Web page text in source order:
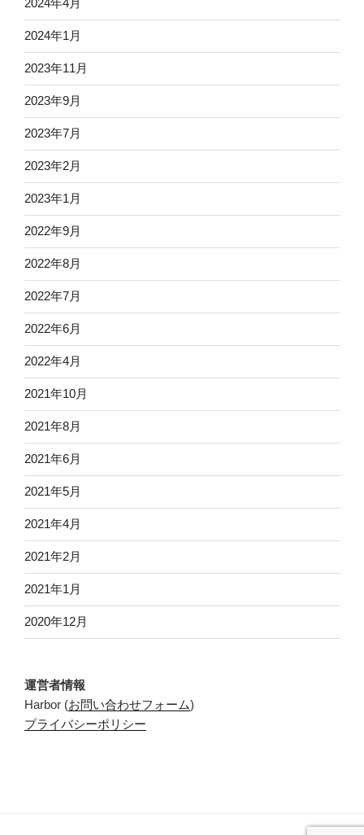
2024年4月
2024年1月
2023年11月
2023年9月
2023年7月
2023年2月
2023年1月
2022年9月
2022年8月
2022年7月
2022年6月
2022年4月
2021年10月
2021年8月
2021年6月
2021年5月
2021年4月
2021年2月
2021年1月
2020年12月
運営者情報
Harbor (お問い合わせフォーム)
プライバシーポリシー